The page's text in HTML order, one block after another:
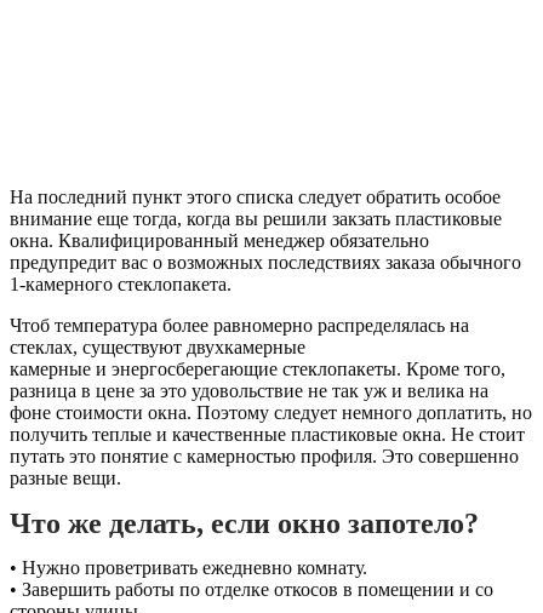
На последний пункт этого списка следует обратить особое
внимание еще тогда, когда вы решили закзать пластиковые
окна. Квалифицированный менеджер обязательно
предупредит вас о возможных последствиях заказа обычного
1-камерного стеклопакета.
Чтоб температура более равномерно распределялась на
стеклах, существуют двухкамерные
камерные и энергосберегающие стеклопакеты. Кроме того,
разница в цене за это удовольствие не так уж и велика на
фоне стоимости окна. Поэтому следует немного доплатить, но
получить теплые и качественные пластиковые окна. Не стоит
путать это понятие с камерностью профиля. Это совершенно
разные вещи.
Что же делать, если окно запотело?
• Нужно проветривать ежедневно комнату.
• Завершить работы по отделке откосов в помещении и со